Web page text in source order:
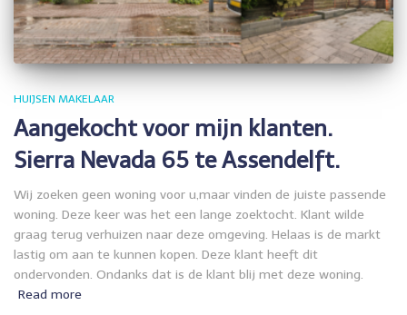
HUIJSEN MAKELAAR
Aangekocht voor mijn klanten.
Sierra Nevada 65 te Assendelft.
Wij zoeken geen woning voor u,maar vinden de juiste passende
woning. Deze keer was het een lange zoektocht. Klant wilde
graag terug verhuizen naar deze omgeving. Helaas is de markt
lastig om aan te kunnen kopen. Deze klant heeft dit
ondervonden. Ondanks dat is de klant blij met deze woning.
Read more